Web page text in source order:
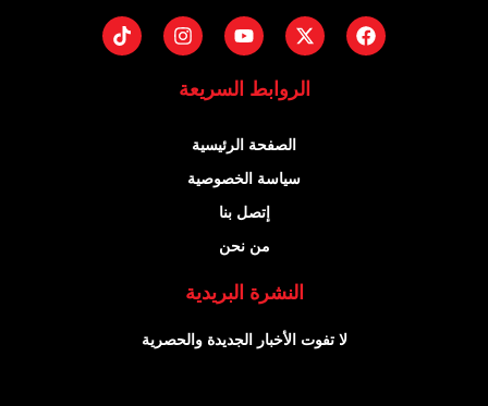
Facebook
X-
twitter
Youtube
Instagram
Tiktok
الروابط السريعة
الصفحة الرئيسية
سياسة الخصوصية
إتصل بنا
من نحن
النشرة البريدية
لا تفوت الأخبار الجديدة والحصرية